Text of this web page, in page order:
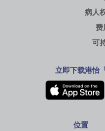
病人
费
可
立即下载港怡
位置